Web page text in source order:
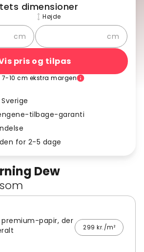
Dew
premium-papir, der
299 kr./m²
dimensioner
cm
Højde
cm
pris og tilpas
7-10 cm ekstra margen
tilbage-garanti
for 2-5 dage